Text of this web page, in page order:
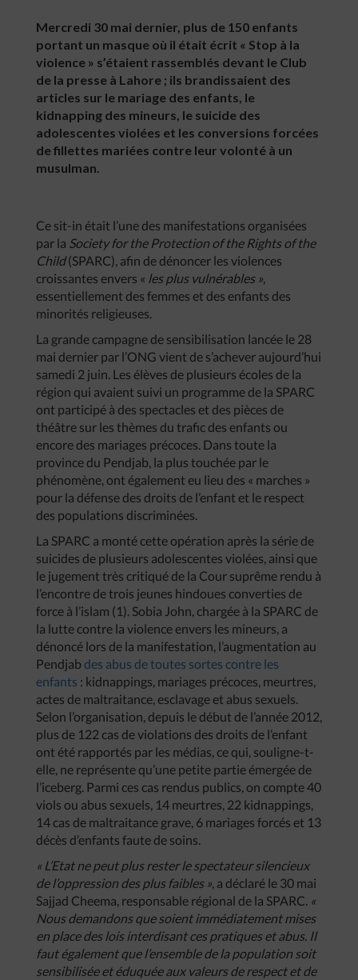
Mercredi 30 mai dernier, plus de 150 enfants
portant un masque où il était écrit « Stop à la
violence » s’étaient rassemblés devant le Club
de la presse à Lahore ; ils brandissaient des
articles sur le mariage des enfants, le
kidnapping des mineurs, le suicide des
adolescentes violées et les conversions forcées
de fillettes mariées contre leur volonté à un
musulman.
Ce sit-in était l’une des manifestations organisées
par la Society for the Protection of the Rights of the
Child(SPARC), afin de dénoncer les violences
croissantes envers « les plus vulnérables »,
essentiellement des femmes et des enfants des
minorités religieuses.
La grande campagne de sensibilisation lancée le 28
mai dernier par l’ONG vient de s’achever aujourd’hui
samedi 2 juin. Les élèves de plusieurs écoles de la
région qui avaient suivi un programme de la SPARC
ont participé à des spectacles et des pièces de
théâtre sur les thèmes du trafic des enfants ou
encore des mariages précoces. Dans toute la
province du Pendjab, la plus touchée par le
phénomène, ont également eu lieu des « marches »
pour la défense des droits de l’enfant et le respect
des populations discriminées.
La SPARC a monté cette opération après la série de
suicides de plusieurs adolescentes violées, ainsi que
le jugement très critiqué de la Cour suprême rendu à
l’encontre de trois jeunes hindoues converties de
force à l’islam (1). Sobia John, chargée à la SPARC de
la lutte contre la violence envers les mineurs, a
dénoncé lors de la manifestation, l’augmentation au
Pendjab des abus de toutes sortes contre les
enfants : kidnappings, mariages précoces, meurtres,
actes de maltraitance, esclavage et abus sexuels.
Selon l’organisation, depuis le début de l’année 2012,
plus de 122 cas de violations des droits de l’enfant
ont été rapportés par les médias, ce qui, souligne-t-
elle, ne représente qu’une petite partie émergée de
l’iceberg. Parmi ces cas rendus publics, on compte 40
viols ou abus sexuels, 14 meurtres, 22 kidnappings,
14 cas de maltraitance grave, 6 mariages forcés et 13
décès d’enfants faute de soins.
« L’Etat ne peut plus rester le spectateur silencieux
de l’oppression des plus faibles », a déclaré le 30 mai
Sajjad Cheema, responsable régional de la SPARC. «
Nous demandons que soient immédiatement mises
en place des lois interdisant ces pratiques et abus. Il
faut également que l’ensemble de la population soit
sensibilisée et éduquée aux valeurs de respect et de